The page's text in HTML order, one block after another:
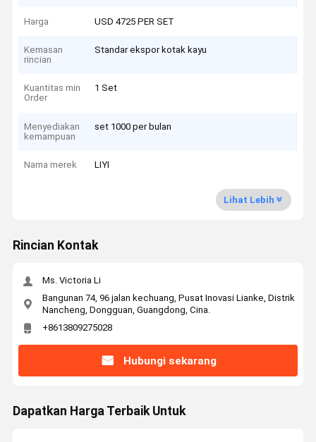
Harga USD 4725 PER SET
Kemasan
rincian
Standar ekspor kotak kayu
Kuantitas min
Order
1 Set
Menyediakan
kemampuan
set 1000 per bulan
Nama merek LIYI
Lihat Lebih
Rincian Kontak
Ms. Victoria Li
Bangunan 74, 96 jalan kechuang, Pusat Inovasi Lianke, Distrik
Nancheng, Dongguan, Guangdong, Cina.
+8613809275028
Hubungi sekarang
Dapatkan Harga Terbaik Untuk